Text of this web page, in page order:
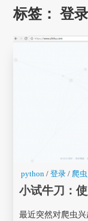
标签：登录
python / 登录 / 爬虫
小试牛刀：
最近突然对爬虫